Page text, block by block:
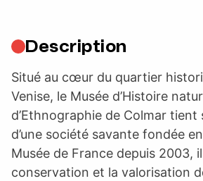
Description
Situé au cœur du quartier
Venise, le Musée d’Histoire
d’Ethnographie de Colmar tient
d’une société savante fondée
Musée de France depuis 2003,
conservation et la valorisation